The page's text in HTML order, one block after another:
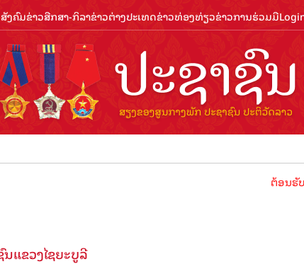
ງຄົມຂ່າວສືກສາ-ກິລາຂ່າວຕ່າງປະເທດຂ່າວທ່ອງທ່ຽວຂ່າວການຮ່ວມມື
ຕ້ອນຮັບປີທ່ອ
ແຂວງໄຊຍະບູລີ